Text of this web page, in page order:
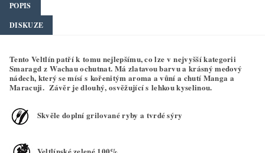
POPIS
DISKUZE
Tento Veltlín patří k tomu nejlepšímu, co lze v nejvyšší kategorii
Smaragd z Wachau ochutnat. Má zlatavou barvu a krásný medový
nádech, který se mísí s kořenitým aroma a vůní a chutí Manga a
Maracuji. Závěr je dlouhý, osvěžující s lehkou kyselinou.
Skvěle doplní grilované ryby a tvrdé sýry
Veltlínské zelené 100%